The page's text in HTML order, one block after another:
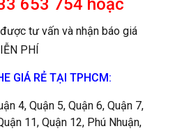
653 754 hoặc
tư vấn và nhận báo giá
PHÍ
GIÁ RẺ TẠI TPHCM:
4, Quận 5, Quận 6, Quận 7,
11, Quận 12, Phú Nhuận,